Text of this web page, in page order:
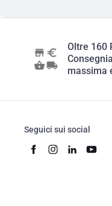
Oltre 160
massima
Seguici sui social